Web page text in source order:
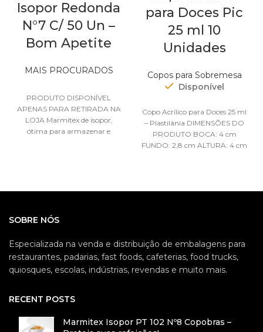
Isopor Redonda
N°7 C/ 50 Un –
Bom Apetite
MAIS PROCURADOS
PRODUTO DISPONÍVEL
APENAS PARA RETIRADA NA
LOJA Marmitex de isopor,
ótima para armazenar e
para Doces Pic
25 ml 10
Unidades
Copos para Sobremesa
Disponível
Copo Acrílico para Doces 25 ml
– Plastilânia DIMENSÕES DO
PRODUTO BOCA: 4 cm
FUNDO: 2,8 cm ALTURA: 4 cm
SOBRE NÓS
Especializada na venda e distribuição de embalagens para
restaurantes, padarias, fast foods, cafeterias, food trucks,
quiosques, escolas, indústrias, revendas e muito mais.
RECENT POSTS
Marmitex Isopor PT 102 Nº8 Copobras –